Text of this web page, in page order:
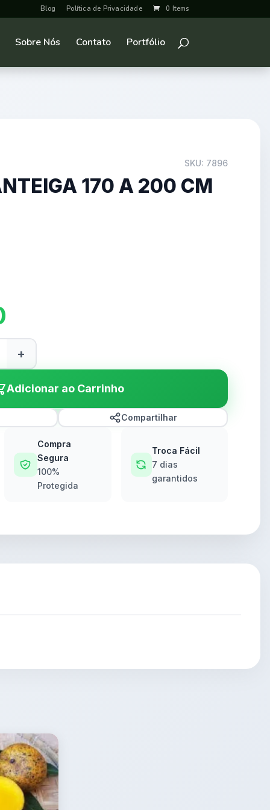
Blog Política de Privacidade 0 Items
Sobre Nós Contato Portfólio
SKU: 7896
170 A 200 CM
+
Adicionar ao Carrinho
Compartilhar
Compra
Segura
100%
Protegida
Troca Fácil
7 dias
garantidos